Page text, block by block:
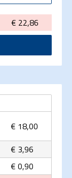
€ 22,86
€ 18,00
€ 3,96
€ 0,90